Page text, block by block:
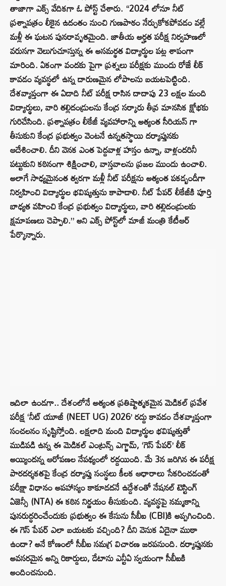
తాజాగా ఎక్స్‌ వేదికగా ఓ పోస్ట్ చేశారు. “2024 లోనూ నీట్
ప్రశ్నాపత్రం లీకైన ఉదంతం నుంచి గుణపాఠం నేర్చుకోకపోవడం వల్లే
మళ్లీ ఈ ఘటన పునరావృతమైంది. జాతీయ అర్హత పరీక్ష నిర్వహణలో
వరుసగా వెలుగుచూస్తున్న ఈ అసమర్థత విద్యార్థుల పట్ల శాపంగా
మారింది. ఏకంగా వందకు పైగా ప్రశ్నలు పరీక్షకు ముందు రోజే లీక్
కావడం వ్యవస్థలో ఉన్న దారుణమైన లోపాలను బయటపెట్టింది.
దేశవ్యాప్తంగా ఈ ఏడాది నీట్ పరీక్ష రాసిన దాదాపు 23 లక్షల మంది
విద్యార్థులు, వారి తల్లిదండ్రులను కేంద్ర సర్కారు తీవ్ర మానసిక క్షోభకు
గురిచేసింది. ప్రశ్నాపత్రం లీకేజీ వ్యవహారాన్ని అత్యంత సీరియస్ గా
తీసుకుని కేంద్ర ప్రభుత్వం వెంటనే ఉన్నతస్థాయి దర్యాప్తునకు
ఆదేశించాలి. దీని వెనక ఎంత పెద్దవాళ్ల హస్తం ఉన్నా, వాళ్లందరినీ
పట్టుకుని కఠినంగా శిక్షించాలి, వాస్తవాలను ప్రజల ముందు ఉంచాలి.
అలాగే సాధ్యమైనంత త్వరగా మళ్లీ నీట్ పరీక్షను అత్యంత పకడ్బందీగా
నిర్వహించి విద్యార్థుల భవిష్యత్తును కాపాడాలి. నీట్ పేపర్ లీకేజీకి పూర్తి
బాధ్యత వహించి కేంద్ర ప్రభుత్వం విద్యార్థులు, వారి తల్లిదండ్రులకు
క్షమాపణలు చెప్పాలి.” అని ఎక్స్‌ పోస్ట్‌లో మాజీ మంత్రి కేటీఆర్
పేర్కొన్నారు.
ఇదిలా ఉండగా.. దేశంలోనే అత్యంత ప్రతిష్టాత్మకమైన మెడికల్ ప్రవేశ
పరీక్ష ‘నీట్ యూజీ (NEET UG) 2026’ రద్దు కావడం దేశవ్యాప్తంగా
సంచలనం సృష్టిస్తోంది. లక్షలాది మంది విద్యార్థుల భవిష్యత్తుతో
ముడిపడి ఉన్న ఈ మెడికల్ ఎంట్రన్స్ ఎగ్జామ్, ‘గెస్ పేపర్’ లీక్
అయ్యిందన్న ఆరోపణల నేపథ్యంలో రద్దయింది. మే 3న జరిగిన ఈ పరీక్ష
పారదర్శకతపై కేంద్ర దర్యాప్తు సంస్థలు కీలక ఆధారాలు సేకరించడంతో
పరీక్షా విధానం అపహాస్యం కాకూడదనే ఉద్దేశంతో నేషనల్ టెస్టింగ్
ఏజెన్సీ (NTA) ఈ కఠిన నిర్ణయం తీసుకుంది. వ్యవస్థపై నమ్మకాన్ని
పునరుద్ధరించేందుకు ప్రభుత్వం ఈ కేసును సీబీఐ (CBI)కి అప్పగించింది.
ఈ గెస్ పేపర్ ఎలా బయటకు వచ్చింది? దీని వెనుక ఏదైనా ముఠా
ఉందా? అనే కోణంలో సీబీఐ సమగ్ర విచారణ జరపనుంది. దర్యాప్తునకు
అవసరమైన అన్ని రికార్డులు, డేటాను ఎన్టీఏ స్వయంగా సీబీఐకి
అందించనుంది.